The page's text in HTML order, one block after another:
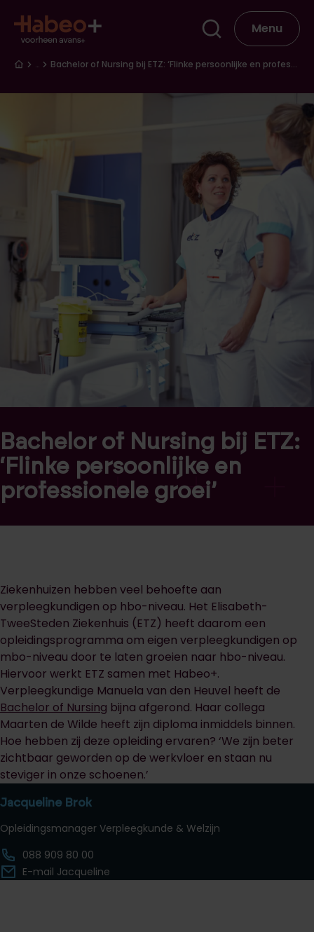
Menu
Kruimelpad
… Bachelor of Nursing bij ETZ: ‘Flinke persoonlijke en professionele groei’
Bachelor of Nursing bij ETZ:
‘Flinke persoonlijke en
professionele groei’
Ziekenhuizen hebben veel behoefte aan
verpleegkundigen op hbo-niveau. Het Elisabeth-
TweeSteden Ziekenhuis (ETZ) heeft daarom een
opleidingsprogramma om eigen verpleegkundigen op
mbo-niveau door te laten groeien naar hbo-niveau.
Hiervoor werkt ETZ samen met Habeo+.
Verpleegkundige Manuela van den Heuvel heeft de
Bachelor of Nursing bijna afgerond. Haar collega
Maarten de Wilde heeft zijn diploma inmiddels binnen.
Hoe hebben zij deze opleiding ervaren? ‘We zijn beter
zichtbaar geworden op de werkvloer en staan nu
steviger in onze schoenen.’
Jacqueline Brok
Opleidingsmanager Verpleegkunde & Welzijn
088 909 80 00
E-mail Jacqueline